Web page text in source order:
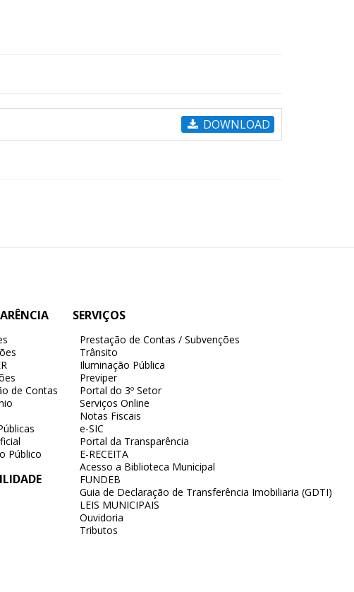
DOWNLOAD
de Contas
Público
SERVIÇOS
Prestação de Contas / Subvenções
Trânsito
Iluminação Pública
Previper
Portal do 3º Setor
Serviços Online
Notas Fiscais
e-SIC
Portal da Transparência
E-RECEITA
Acesso a Biblioteca Municipal
FUNDEB
Guia de Declaração de Transferência Imobiliaria (GDTI)
LEIS MUNICIPAIS
Ouvidoria
Tributos